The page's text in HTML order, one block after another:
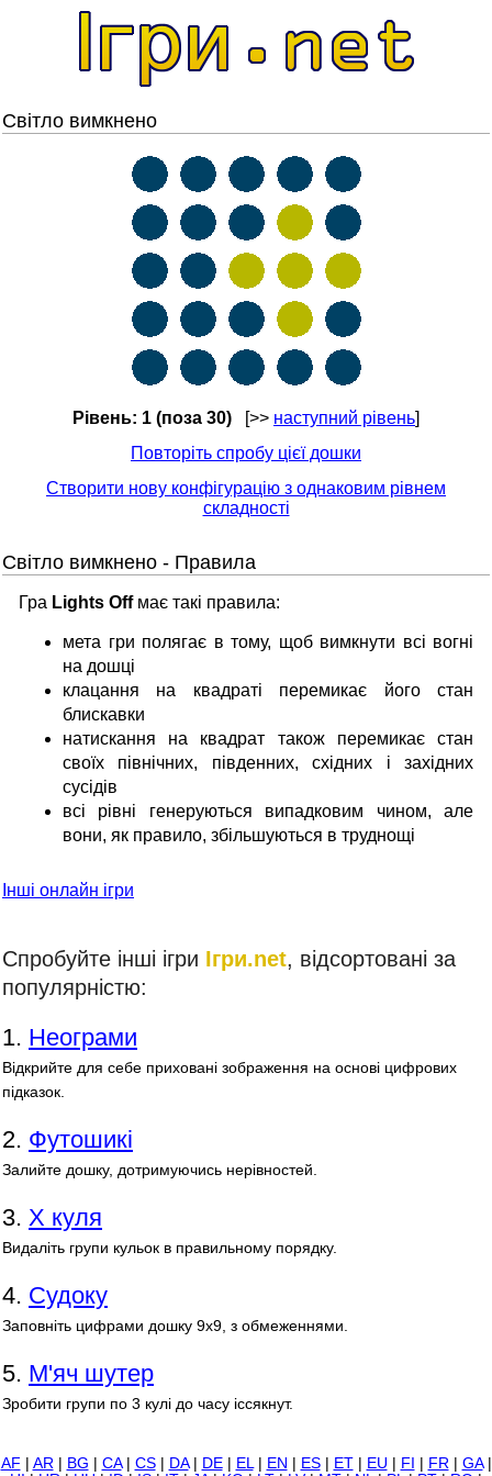
Світло вимкнено
Рівень: 1 (поза 30) [>> наступний рівень]
Повторіть спробу цієї дошки
Створити нову конфігурацію з однаковим рівнем
складності
Світло вимкнено - Правила
Гра Lights Offмає такі правила:
мета гри полягає в тому, щоб вимкнути всі вогні
на дошці
клацання на квадраті перемикає його стан
блискавки
натискання на квадрат також перемикає стан
своїх північних, південних, східних і західних
сусідів
всі рівні генеруються випадковим чином, але
вони, як правило, збільшуються в труднощі
Інші онлайн ігри
Спробуйте інші ігри Ігри.net, відсортовані за
популярністю:
1. Неограми
Відкрийте для себе приховані зображення на основі цифрових
підказок.
2. Футошикі
Залийте дошку, дотримуючись нерівностей.
3. Х куля
Видаліть групи кульок в правильному порядку.
4. Судоку
Заповніть цифрами дошку 9х9, з обмеженнями.
5. М'яч шутер
Зробити групи по 3 кулі до часу іссякнут.
AF AR| BG CA| CS| DA| DE| EL| EN ES| ET| EU FI FR| GA|